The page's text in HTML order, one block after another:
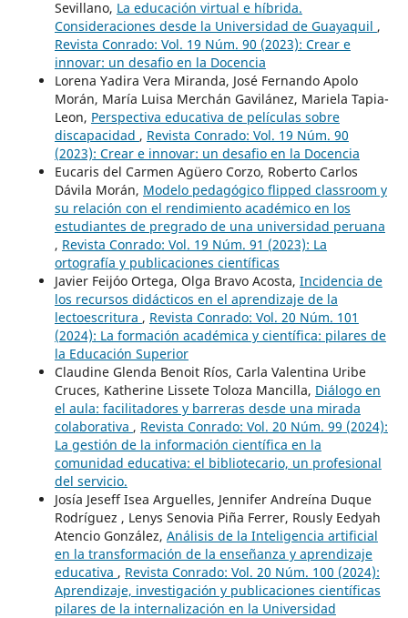
Sevillano, La educación virtual e híbrida.
Consideraciones desde la Universidad de Guayaquil ,
Revista Conrado: Vol. 19 Núm. 90 (2023): Crear e
innovar: un desafio en la Docencia
Lorena Yadira Vera Miranda, José Fernando Apolo
Morán, María Luisa Merchán Gavilánez, Mariela Tapia-
Leon, Perspectiva educativa de películas sobre
discapacidad , Revista Conrado: Vol. 19 Núm. 90
(2023): Crear e innovar: un desafio en la Docencia
Eucaris del Carmen Agüero Corzo, Roberto Carlos
Dávila Morán, Modelo pedagógico flipped classroom y
su relación con el rendimiento académico en los
estudiantes de pregrado de una universidad peruana
, Revista Conrado: Vol. 19 Núm. 91 (2023): La
ortografía y publicaciones científicas
Javier Feijóo Ortega, Olga Bravo Acosta, Incidencia de
los recursos didácticos en el aprendizaje de la
lectoescritura , Revista Conrado: Vol. 20 Núm. 101
(2024): La formación académica y científica: pilares de
la Educación Superior
Claudine Glenda Benoit Ríos, Carla Valentina Uribe
Cruces, Katherine Lissete Toloza Mancilla, Diálogo en
el aula: facilitadores y barreras desde una mirada
colaborativa , Revista Conrado: Vol. 20 Núm. 99 (2024):
La gestión de la información científica en la
comunidad educativa: el bibliotecario, un profesional
del servicio.
Josía Jeseff Isea Arguelles, Jennifer Andreína Duque
Rodríguez , Lenys Senovia Piña Ferrer, Rously Eedyah
Atencio González, Análisis de la Inteligencia artificial
en la transformación de la enseñanza y aprendizaje
educativa , Revista Conrado: Vol. 20 Núm. 100 (2024):
Aprendizaje, investigación y publicaciones científicas
pilares de la internalización en la Universidad